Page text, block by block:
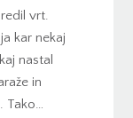
vrt.
kar nekaj
nastal
in
Tako…